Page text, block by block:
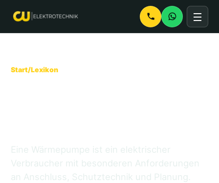
Start/Lexikon
Eine Wärmepumpe ist ein elektrischer
Verbraucher mit besonderen Anforderungen
an Anschluss, Schutztechnik und Planung.